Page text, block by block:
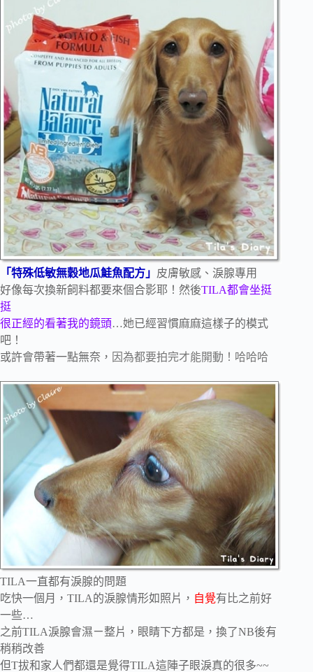
「特殊低敏無穀地瓜鮭魚配方」 皮膚敏感、淚腺專用
好像每次換新飼料都要來個合影耶！然後TILA都會坐挺
挺
很正經的看著我的鏡頭…她已經習慣麻麻這樣子的模式
吧！
或許會帶著一點無奈， 因為都要拍完才能開動！哈哈哈
TILA一直都有淚腺的問題
吃快一個月，TILA的淚腺情形如照片， 自覺有比之前好
一些…
之前TILA淚腺會濕ㄧ整片，眼睛下方都是，換了NB後有
稍稍改善
但T拔和家人們都還是覺得TILA這陣子眼淚真的很多~~